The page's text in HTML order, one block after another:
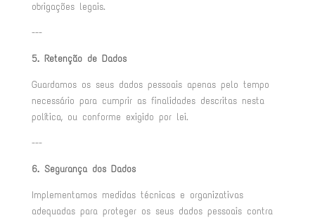
obrigações legais.
---
5. Retenção de Dados
Guardamos os seus dados pessoais apenas pelo tempo
necessário para cumprir as finalidades descritas nesta
política, ou conforme exigido por lei.
---
6. Segurança dos Dados
Implementamos medidas técnicas e organizativas
adequadas para proteger os seus dados pessoais contra